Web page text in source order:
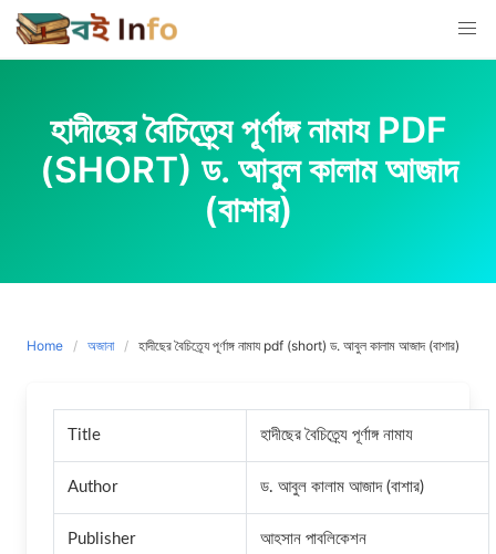
Skip
to
content
হাদীছের বৈচিত্র্যে পূর্ণাঙ্গ নামায PDF
(SHORT) ড. আবুল কালাম আজাদ
(বাশার)
Home অজানা হাদীছের বৈচিত্র্যে পূর্ণাঙ্গ নামায pdf (short) ড. আবুল কালাম আজাদ (বাশার)
Title হাদীছের বৈচিত্র্যে পূর্ণাঙ্গ নামায
Author ড. আবুল কালাম আজাদ (বাশার)
Publisher আহসান পাবলিকেশন